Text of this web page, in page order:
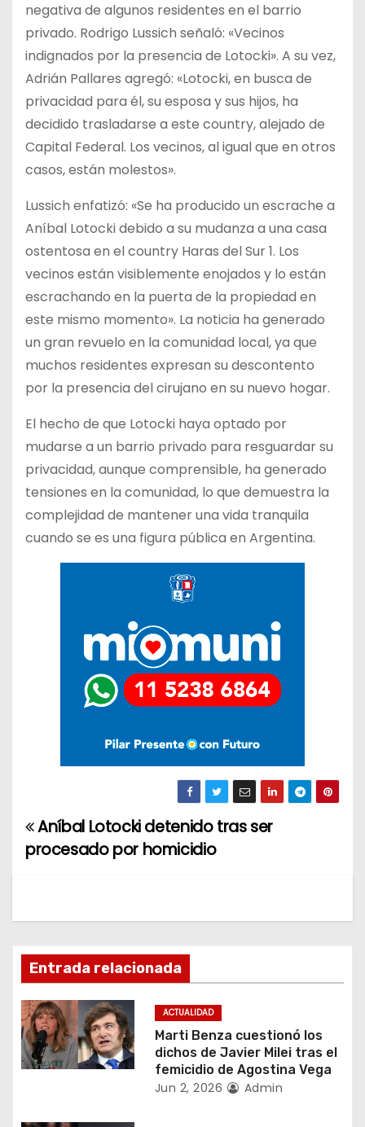
negativa de algunos residentes en el barrio
privado. Rodrigo Lussich señaló: «Vecinos
indignados por la presencia de Lotocki». A su vez,
Adrián Pallares agregó: «Lotocki, en busca de
privacidad para él, su esposa y sus hijos, ha
decidido trasladarse a este country, alejado de
Capital Federal. Los vecinos, al igual que en otros
casos, están molestos».
Lussich enfatizó: «Se ha producido un escrache a
Aníbal Lotocki debido a su mudanza a una casa
ostentosa en el country Haras del Sur 1. Los
vecinos están visiblemente enojados y lo están
escrachando en la puerta de la propiedad en
este mismo momento». La noticia ha generado
un gran revuelo en la comunidad local, ya que
muchos residentes expresan su descontento
por la presencia del cirujano en su nuevo hogar.
El hecho de que Lotocki haya optado por
mudarse a un barrio privado para resguardar su
privacidad, aunque comprensible, ha generado
tensiones en la comunidad, lo que demuestra la
complejidad de mantener una vida tranquila
cuando se es una figura pública en Argentina.
N
a
g
a
c
i
Aníbal Lotocki detenido tras ser
procesado por homicidio
Entrada relacionada
ACTUALIDAD
Marti Benza cuestionó los
dichos de Javier Milei tras el
femicidio de Agostina Vega
Jun 2, 2026 Admin